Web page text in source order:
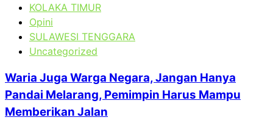
KOLAKA TIMUR
Opini
SULAWESI TENGGARA
Uncategorized
Waria Juga Warga Negara, Jangan Hanya
Pandai Melarang, Pemimpin Harus Mampu
Memberikan Jalan